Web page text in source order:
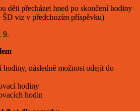
děti přecházet hned po skončení hodiny
ŠD viz v předchozím příspěvku)
9.
následně možnost odejít do
hodiny
hodin